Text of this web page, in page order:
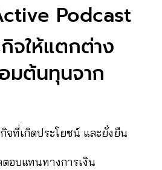
Podcast
จให้แตกต่าง
มต้นทุนจาก
จที่เกิดประโยชน์ และยั่งยืน
อบแทนทางการเงิน